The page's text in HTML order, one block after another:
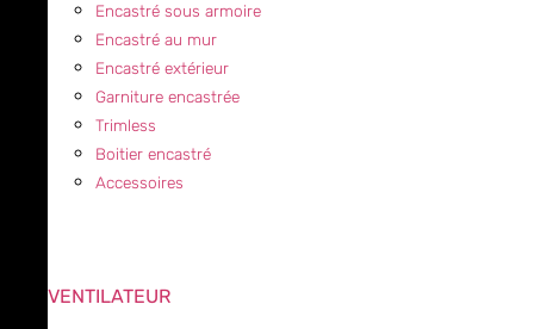
Encastré sous armoire
Encastré au mur
Encastré extérieur
Garniture encastrée
Trimless
Boitier encastré
Accessoires
VENTILATEUR